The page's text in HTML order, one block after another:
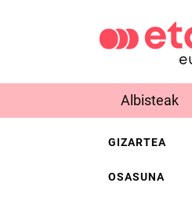
Albisteak
GIZARTEA
OSASUNA